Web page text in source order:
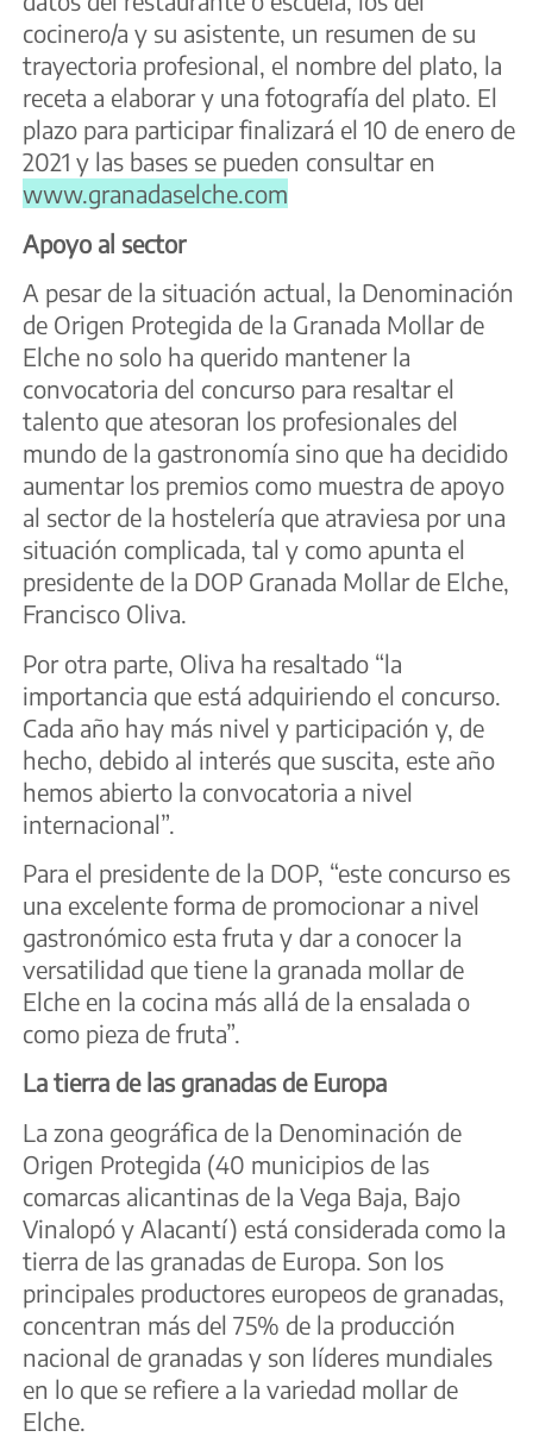
cocinero/a y su asistente, un resumen de su
trayectoria profesional, el nombre del plato, la
receta a elaborar y una fotografía del plato. El
plazo para participar finalizará el 10 de enero de
2021 y las bases se pueden consultar en
www.granadaselche.com
Apoyo al sector
A pesar de la situación actual, la Denominación
de Origen Protegida de la Granada Mollar de
Elche no solo ha querido mantener la
convocatoria del concurso para resaltar el
talento que atesoran los profesionales del
mundo de la gastronomía sino que ha decidido
aumentar los premios como muestra de apoyo
al sector de la hostelería que atraviesa por una
situación complicada, tal y como apunta el
presidente de la DOP Granada Mollar de Elche,
Francisco Oliva.
Por otra parte, Oliva ha resaltado “la
importancia que está adquiriendo el concurso.
Cada año hay más nivel y participación y, de
hecho, debido al interés que suscita, este año
hemos abierto la convocatoria a nivel
internacional”.
Para el presidente de la DOP, “este concurso es
una excelente forma de promocionar a nivel
gastronómico esta fruta y dar a conocer la
versatilidad que tiene la granada mollar de
Elche en la cocina más allá de la ensalada o
como pieza de fruta”.
La tierra de las granadas de Europa
La zona geográfica de la Denominación de
Origen Protegida (40 municipios de las
comarcas alicantinas de la Vega Baja, Bajo
Vinalopó y Alacantí) está considerada como la
tierra de las granadas de Europa. Son los
principales productores europeos de granadas,
concentran más del 75% de la producción
nacional de granadas y son líderes mundiales
en lo que se refiere a la variedad mollar de
Elche.